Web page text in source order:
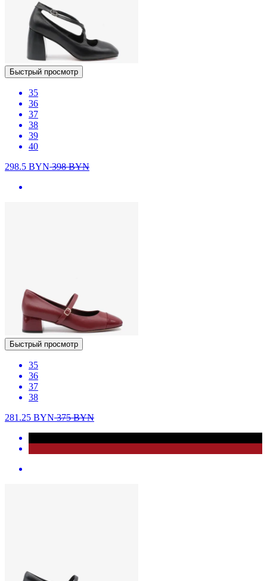
Быстрый просмотр
35
36
37
38
39
40
298.5 BYN398BYN
Быстрый просмотр
35
36
37
38
281.25 BYN375BYN